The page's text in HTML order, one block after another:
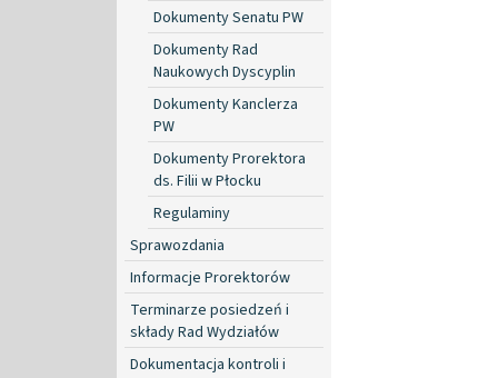
Dokumenty Senatu PW
Dokumenty Rad
Naukowych Dyscyplin
Dokumenty Kanclerza
PW
Dokumenty Prorektora
ds. Filii w Płocku
Regulaminy
Sprawozdania
Informacje Prorektorów
Terminarze posiedzeń i
składy Rad Wydziałów
Dokumentacja kontroli i